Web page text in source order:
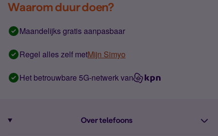
Waarom duur doen?
Maandelijks gratis aanpasbaar
Regel alles zelf metMijn Simyo
Het betrouwbare 5G-netwerk van
Over telefoons